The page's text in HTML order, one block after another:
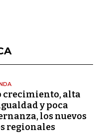
crecimiento, alta
y poca
los nuevos
regionales